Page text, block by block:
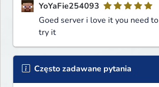
YoYaFie254093
Goed server i love it you need to
try it
Często zadawane pytania